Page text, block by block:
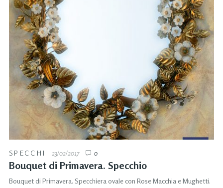
SPECCHI 23/02/2017 0
Bouquet di Primavera. Specchio
Bouquet di Primavera. Specchiera ovale con Rose Macchia e Mughetti.